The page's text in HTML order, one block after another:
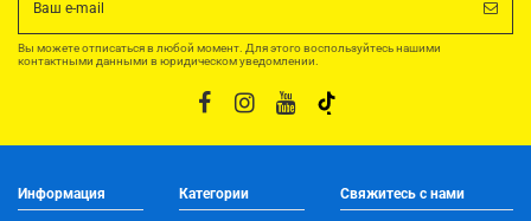
Вы можете отписаться в любой момент. Для этого воспользуйтесь нашими
контактными данными в юридическом уведомлении.
Информация Категории Свяжитесь с нами